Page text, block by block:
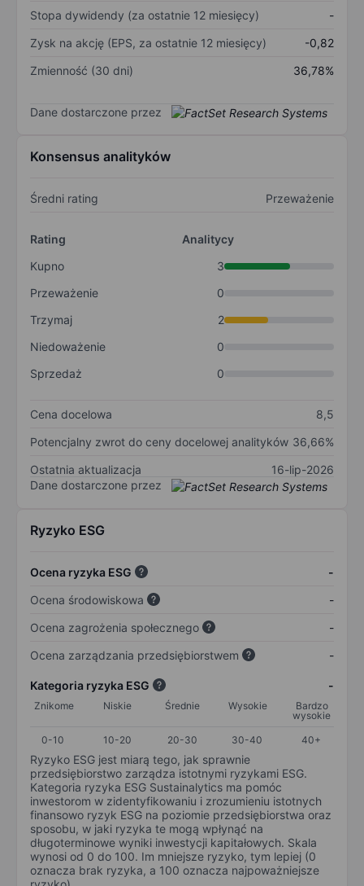
Stopa dywidendy (za ostatnie 12 miesięcy)
-
Zysk na akcję (EPS, za ostatnie 12 miesięcy)
-0,82
Zmienność (30 dni)
36,78%
Dane dostarczone przez
Konsensus analityków
Średni rating Przeważenie
Rating
Analitycy
Kupno
3
Przeważenie
0
Trzymaj
2
Niedoważenie
0
Sprzedaż
0
Cena docelowa
8,5
Potencjalny zwrot do ceny docelowej analityków 36,66%
Ostatnia aktualizacja
16-lip-2026
Dane dostarczone przez
Ryzyko ESG
Ocena ryzyka ESG
-
Ocena środowiskowa
-
Ocena zagrożenia społecznego
-
Ocena zarządzania przedsiębiorstwem
-
Kategoria ryzyka ESG -
Znikome Niskie Średnie Wysokie
Bardzo
wysokie
0-10
10-20 20-30 30-40 40+
Ryzyko ESG jest miarą tego, jak sprawnie
przedsiębiorstwo zarządza istotnymi ryzykami ESG.
Kategoria ryzyka ESG Sustainalytics ma pomóc
inwestorom w zidentyfikowaniu i zrozumieniu istotnych
finansowo ryzyk ESG na poziomie przedsiębiorstwa oraz
sposobu, w jaki ryzyka te mogą wpłynąć na
długoterminowe wyniki inwestycji kapitałowych. Skala
wynosi od 0 do 100. Im mniejsze ryzyko, tym lepiej (0
oznacza brak ryzyka, a 100 oznacza najpoważniejsze